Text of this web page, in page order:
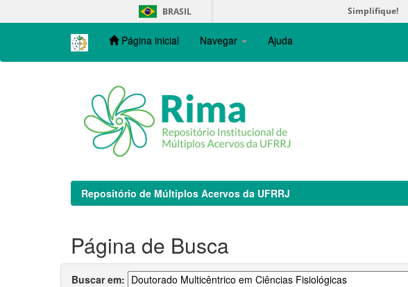
navigation
BRASIL Simplifique!
Página inicial Navegar Ajuda
Repositório de Múltiplos Acervos da UFRRJ
Página de Busca
Buscar em: